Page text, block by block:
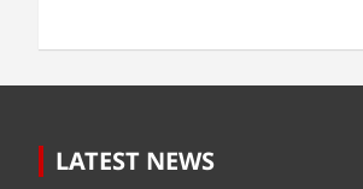
LATEST NEWS